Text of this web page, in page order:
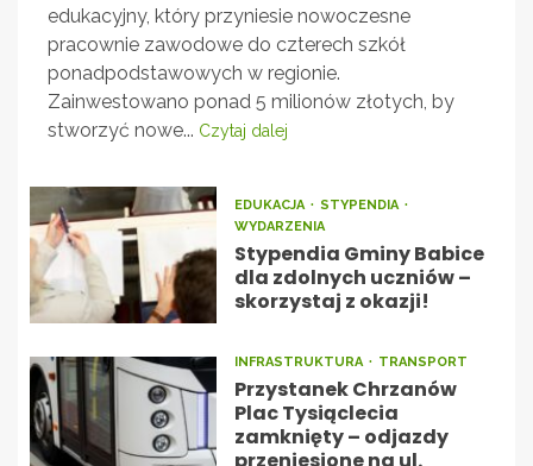
edukacyjny, który przyniesie nowoczesne
pracownie zawodowe do czterech szkół
ponadpodstawowych w regionie.
Zainwestowano ponad 5 milionów złotych, by
stworzyć nowe... Czytaj dalej
EDUKACJA
STYPENDIA
WYDARZENIA
Stypendia Gminy Babice
dla zdolnych uczniów –
skorzystaj z okazji!
INFRASTRUKTURA TRANSPORT
Przystanek Chrzanów
Plac Tysiąclecia
zamknięty – odjazdy
przeniesione na ul.